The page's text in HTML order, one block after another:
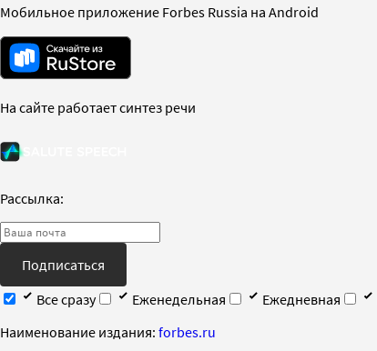
Мобильное приложение Forbes Russia на Android
На сайте работает синтез речи
Рассылка:
Подписаться
Все сразу
Еженедельная Ежедневная
Наименование издания: forbes.ru